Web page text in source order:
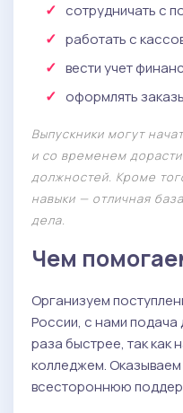
сотрудничать с
работать с
вести учет
оформлять
Выпускники могут
и со временем
должностей. Кроме
навыки — отличная
дела.
Чем
Организуем
России, с нами подача
раза быстрее, так как
колледжем.
всестороннюю